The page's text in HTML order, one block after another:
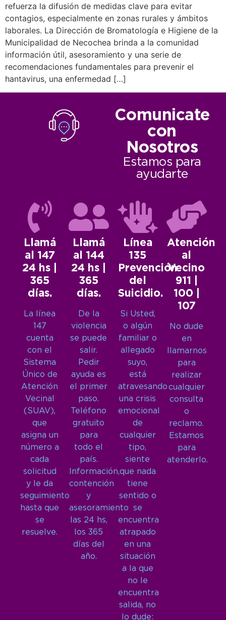
refuerza la difusión de medidas clave para evitar
contagios, especialmente en zonas rurales y ámbitos
laborales. La Dirección de Bromatología e Higiene de la
Municipalidad de Necochea brinda a la comunidad
información útil, asesoramiento y una serie de
recomendaciones fundamentales para prevenir el
hantavirus, una enfermedad […]
Comunicate
con
Nosotros
Estamos para
ayudarte
Llamá
al 147
24 hs |
365
días.
La línea
147
cuenta
con el
Sistema
Único de
Atención
Vecinal
(SUAV),
que
asigna un
número a
cada
solicitud
y le da
seguimiento
hasta que
se
resuelve.
Llamá
al 144
24 hs |
365
días.
De la
violencia
se puede
salir.
Pedir
ayuda es
el primer
paso.
Teléfono
gratuito
para
todo el
país.
Información,
contención
y
asesoramiento
las 24 hs,
los 365
días del
año.
Línea
135
Prevención
del
Suicidio.
Si Usted,
o algún
familiar o
allegado
suyo,
está
atravesando
una crisis
emocional
de
cualquier
tipo,
siente
que nada
tiene
sentido o
se
encuentra
atrapado
en una
situación
a la que
no le
encuentra
salida, no
lo dude:
Atención
al
Vecino
911 |
100 |
107
No dude
en
llamarnos
para
realizar
cualquier
consulta
o
reclamo.
Estamos
para
atenderlo.